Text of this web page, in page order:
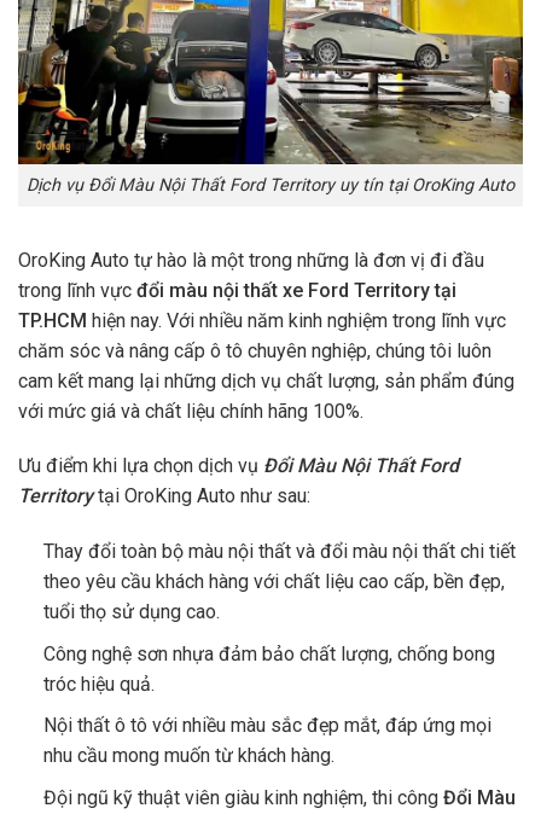
Dịch vụ Đổi Màu Nội Thất Ford Territory uy tín tại OroKing Auto
OroKing Auto tự hào là một trong những là đơn vị đi đầu
trong lĩnh vực đổi màu nội thất xe Ford Territory tại
TP.HCM hiện nay. Với nhiều năm kinh nghiệm trong lĩnh vực
chăm sóc và nâng cấp ô tô chuyên nghiệp, chúng tôi luôn
cam kết mang lại những dịch vụ chất lượng, sản phẩm đúng
với mức giá và chất liệu chính hãng 100%.
Ưu điểm khi lựa chọn dịch vụ Đổi Màu Nội Thất Ford
Territorytại OroKing Auto như sau:
Thay đổi toàn bộ màu nội thất và đổi màu nội thất chi tiết
theo yêu cầu khách hàng với chất liệu cao cấp, bền đẹp,
tuổi thọ sử dụng cao.
Công nghệ sơn nhựa đảm bảo chất lượng, chống bong
tróc hiệu quả.
Nội thất ô tô với nhiều màu sắc đẹp mắt, đáp ứng mọi
nhu cầu mong muốn từ khách hàng.
Đội ngũ kỹ thuật viên giàu kinh nghiệm, thi công Đổi Màu